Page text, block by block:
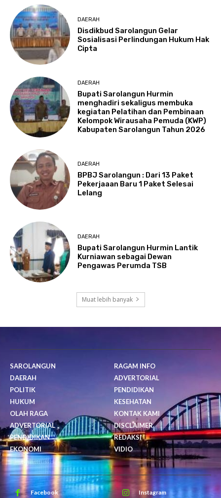
DAERAH
Disdikbud Sarolangun Gelar
Sosialisasi Perlindungan Hukum Hak
Cipta
DAERAH
Bupati Sarolangun Hurmin
menghadiri sekaligus membuka
kegiatan Pelatihan dan Pembinaan
Kelompok Wirausaha Pemuda (KWP)
Kabupaten Sarolangun Tahun 2026
DAERAH
BPBJ Sarolangun : Dari 13 Paket
Pekerjaaan Baru 1 Paket Selesai
Lelang
DAERAH
Bupati Sarolangun Hurmin Lantik
Kurniawan sebagai Dewan
Pengawas Perumda TSB
Muat lebih banyak
SAROLANGUN
DAERAH
POLITIK
HUKUM
OLAH RAGA
ADVERTORIAL
PENDIDIKAN
EKONOMI
RAGAM INFO
ADVERTORIAL
PENDIDIKAN
KESEHATAN
KONTAK KAMI
DISCLAIMER
REDAKSI
VIDIO
Facebook Instagram